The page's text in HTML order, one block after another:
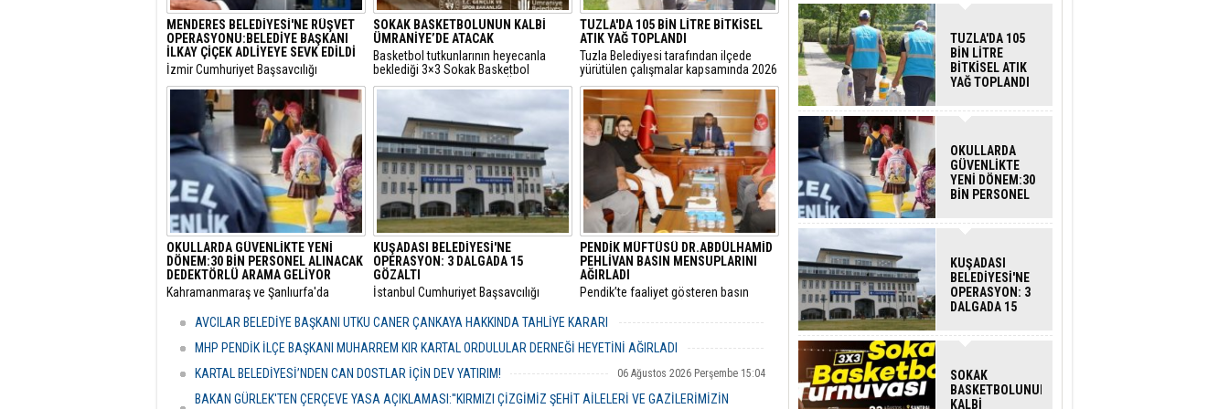
MENDERES BELEDİYESİ'NE RÜŞVET
OPERASYONU:BELEDİYE BAŞKANI
İLKAY ÇİÇEK ADLİYEYE SEVK EDİLDİ
​İzmir Cumhuriyet Başsavcılığı
tarafından yürütülen 'rüşvet' ve 'irtikap'
soruşturması kapsamında gözaltına
alınan Menderes Belediye Başkanı İlkay
Çiçek’in de aralarında bulunduğu 16
şüpheli adliyeye sevk edildi.
SOKAK BASKETBOLUNUN KALBİ
ÜMRANİYE’DE ATACAK
Basketbol tutkunlarının heyecanla
beklediği 3×3 Sokak Basketbol
Turnuvası, bu yıl 7’nci kez Ümraniye
TUZLA'DA 105 BİN LİTRE BİTKİSEL
ATIK YAĞ TOPLANDI
Tuzla Belediyesi tarafından ilçede
yürütülen çalışmalar kapsamında 2026
yılında 105 bin litre bitkisel atık yağ
toplandı.
OKULLARDA GÜVENLİKTE YENİ
DÖNEM:30 BİN PERSONEL ALINACAK
DEDEKTÖRLÜ ARAMA GELİYOR
​Kahramanmaraş ve Şanlıurfa'da
ardından eğitim kurumlarındaki
güvenlik önlemleri baştan aşağı
yenileniyor.
KUŞADASI BELEDİYESİ'NE
OPERASYON: 3 DALGADA 15
GÖZALTI
​İstanbul Cumhuriyet Başsavcılığı
"rüşvet" ve "irtikap" soruşturmasında
Kuşadası Belediyesi’ne yönelik üçüncü
dalga operasyonu düzenlendi.
PENDİK MÜFTÜSÜ DR.ABDÜLHAMİD
PEHLİVAN BASIN MENSUPLARINI
AĞIRLADI
​Pendik’te faaliyet gösteren basın
görevine başlayan Dr. Abdulhamid
yeni görevi için tebriklerini iletti.
AVCILAR BELEDİYE BAŞKANI UTKU CANER ÇANKAYA HAKKINDA TAHLİYE KARARI
06 Ağustos 2026 Perşembe 18:26
MHP PENDİK İLÇE BAŞKANI MUHARREM KIR KARTAL ORDULULAR DERNEĞİ HEYETİNİ AĞIRLADI
06 Ağustos 2026 Perşembe 17:56
KARTAL BELEDİYESİ’NDEN CAN DOSTLAR İÇİN DEV YATIRIM! 06 Ağustos 2026 Perşembe 15:04
BAKAN GÜRLEK'TEN ÇERÇEVE YASA AÇIKLAMASI:''KIRMIZI ÇİZGİMİZ ŞEHİT AİLELERİ VE GAZİLERİMİZİN
TUZLA'DA 105
BİN LİTRE
BİTKİSEL ATIK
YAĞ TOPLANDI
OKULLARDA
GÜVENLİKTE
YENİ DÖNEM:30
BİN PERSONEL
DEDEKTÖRLÜ
KUŞADASI
BELEDİYESİ'NE
OPERASYON: 3
DALGADA 15
SOKAK
BASKETBOLUNUN
KALBİ